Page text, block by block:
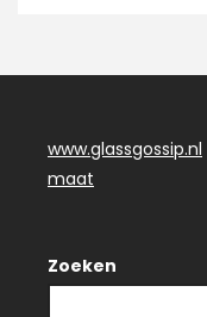
www.glassgossip.nl
maat
Zoeken